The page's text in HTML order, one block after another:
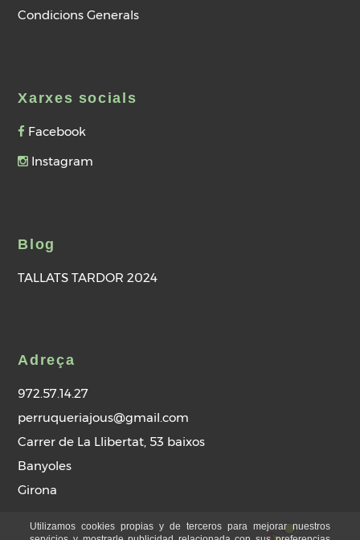
Condicions Generals
Xarxes socials
Facebook
Instagram
Blog
TALLATS TARDOR 2024
Adreça
972.57.14.27
perruqueriajous@gmail.com
Carrer de La Llibertat, 53 baixos
Banyoles
Girona
Utilizamos cookies propias y de terceros para mejorar nuestros